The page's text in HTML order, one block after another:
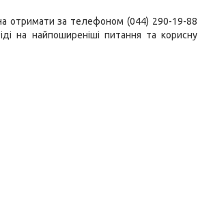
отримати за телефоном (044) 290-19-88
на найпоширеніші питання та корисну